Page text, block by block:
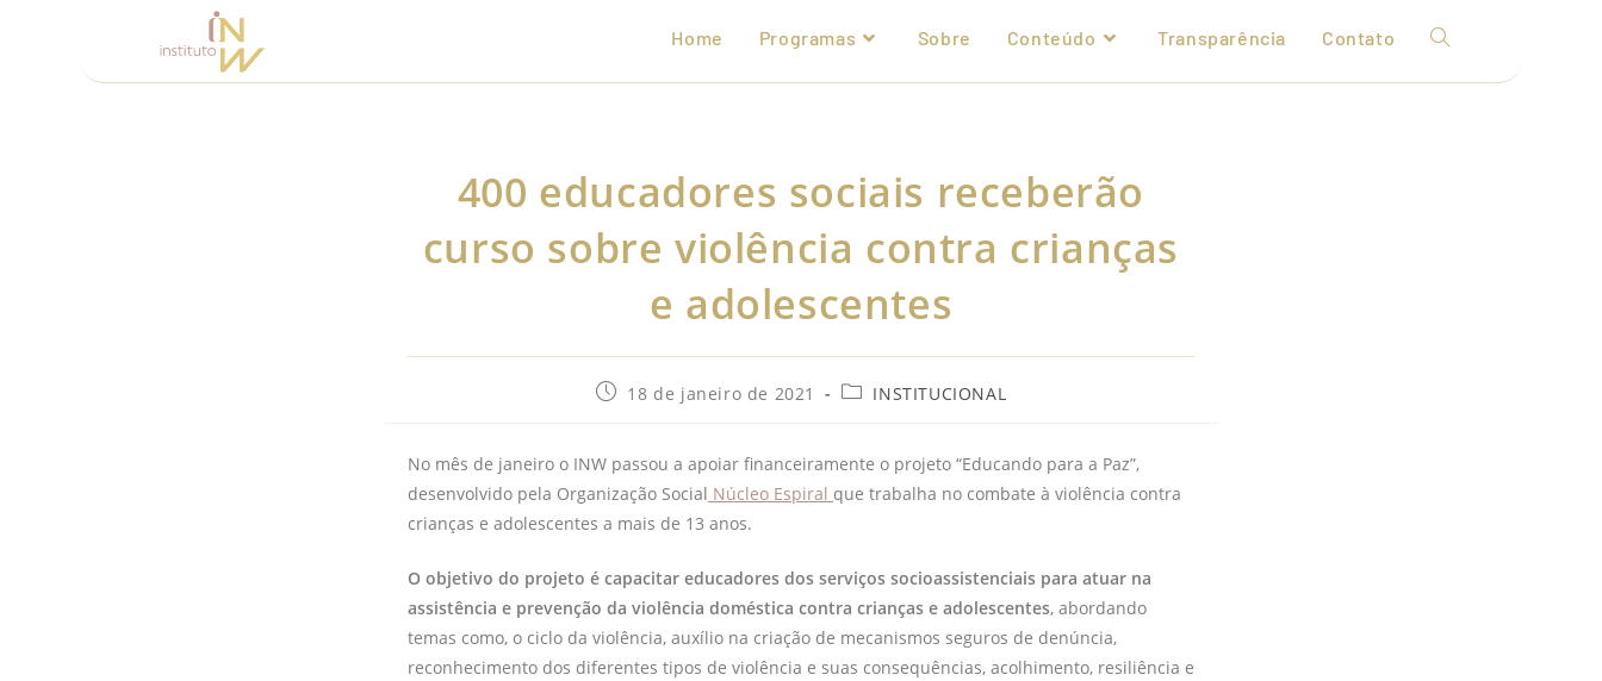
Home Programas Sobre Conteúdo Transparência Contato
400 educadores sociais receberão
curso sobre violência contra crianças
e adolescentes
18 de janeiro de 2021 INSTITUCIONAL
No mês de janeiro o INW passou a apoiar financeiramente o projeto “Educando para a Paz”,
desenvolvido pela Organização Social Núcleo Espiral que trabalha no combate à violência contra
crianças e adolescentes a mais de 13 anos.
O objetivo do projeto é capacitar educadores dos serviços socioassistenciais para atuar na
assistência e prevenção da violência doméstica contra crianças e adolescentes, abordando
temas como, o ciclo da violência, auxílio na criação de mecanismos seguros de denúncia,
reconhecimento dos diferentes tipos de violência e suas consequências, acolhimento, resiliência e